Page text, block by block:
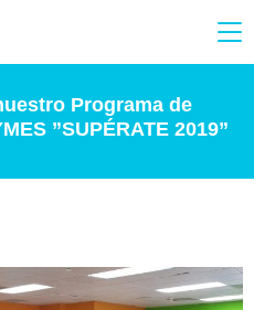
Programa de
”SUPÉRATE 2019”